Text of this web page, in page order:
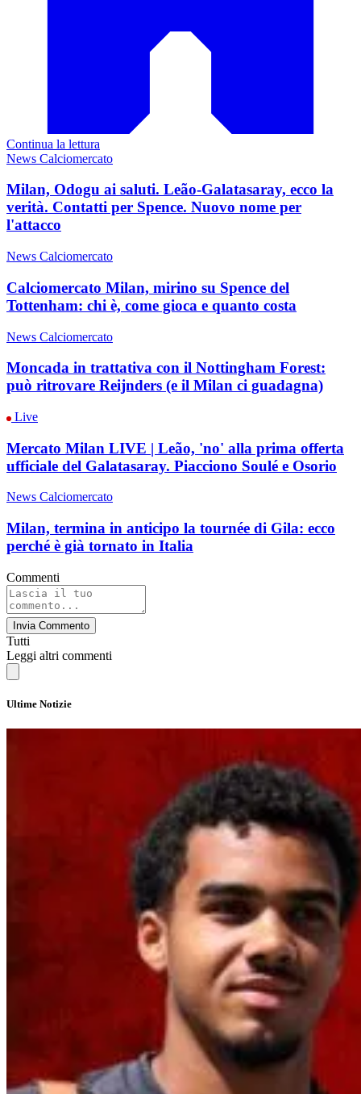
Continua la lettura
News Calciomercato
Milan, Odogu ai saluti. Leão-Galatasaray, ecco la
verità. Contatti per Spence. Nuovo nome per
l'attacco
News Calciomercato
Calciomercato Milan, mirino su Spence del
Tottenham: chi è, come gioca e quanto costa
News Calciomercato
Moncada in trattativa con il Nottingham Forest:
può ritrovare Reijnders (e il Milan ci guadagna)
Live
Mercato Milan LIVE | Leão, 'no' alla prima offerta
ufficiale del Galatasaray. Piacciono Soulé e Osorio
News Calciomercato
Milan, termina in anticipo la tournée di Gila: ecco
perché è già tornato in Italia
Commenti
Invia Commento
Tutti
Leggi altri commenti
Ultime Notizie